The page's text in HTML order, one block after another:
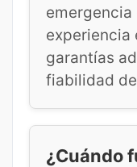
emergencia
experiencia
garantías
fiabilidad
¿Cuándo